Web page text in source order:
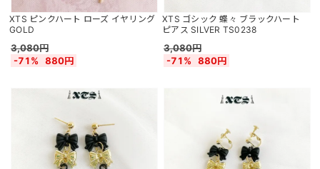
XTS ピンクハート ローズ イヤリング
GOLD
3,080円
-71%
880円
XTS ゴシック 蝶々 ブラックハート
ピアス SILVER TS0238
3,080円
-71%
880円